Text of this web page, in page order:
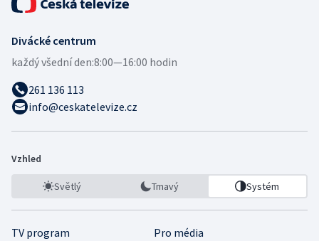
Divácké centrum
každý všední den:8:00—16:00 hodin
261 136 113
info@ceskatelevize.cz
Vzhled
Světlý Tmavý Systém
TV program Pro média